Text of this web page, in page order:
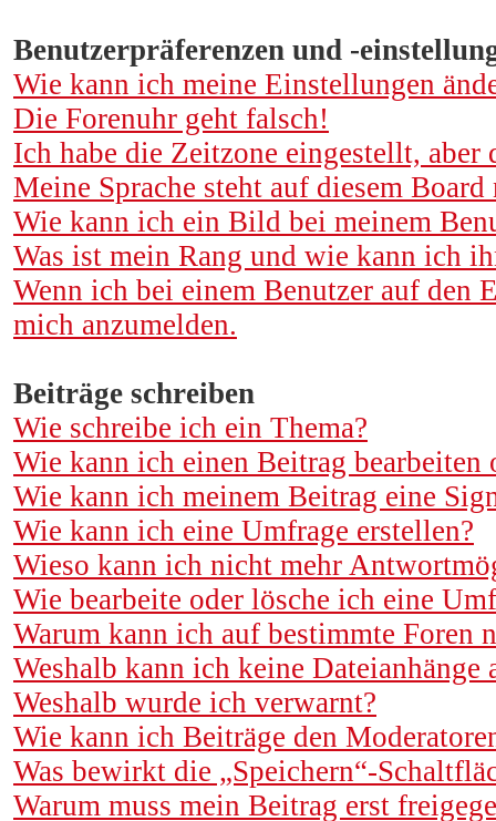
Benutzerpräferenzen und -
Wie kann ich meine Einstellungen
Die Forenuhr geht falsch!
Ich habe die Zeitzone eingestellt,
Meine Sprache steht auf diesem
Wie kann ich ein Bild bei meinem
Was ist mein Rang und wie kann ich
Wenn ich bei einem Benutzer auf
mich anzumelden.
Beiträge schreiben
Wie schreibe ich ein Thema?
Wie kann ich einen Beitrag bearbeiten
Wie kann ich meinem Beitrag eine
Wie kann ich eine Umfrage erstellen?
Wieso kann ich nicht mehr
Wie bearbeite oder lösche ich eine
Warum kann ich auf bestimmte Foren
Weshalb kann ich keine Dateianhänge
Weshalb wurde ich verwarnt?
Wie kann ich Beiträge den
Was bewirkt die „Speichern“-
Warum muss mein Beitrag erst